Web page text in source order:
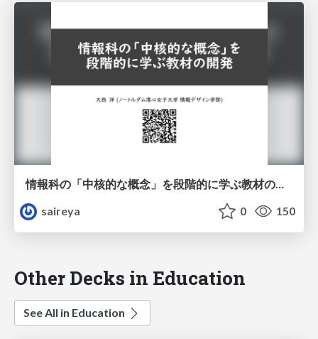
情報科の「中核的な概念」を段階的に学ぶ教材の開発
saireya
0 150
Other Decks in Education
See All in Education